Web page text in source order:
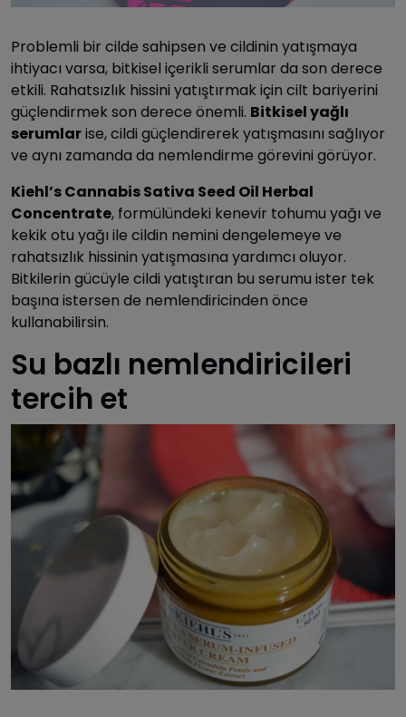
Problemli bir cilde sahipsen ve cildinin yatışmaya
ihtiyacı varsa, bitkisel içerikli serumlar da son derece
etkili. Rahatsızlık hissini yatıştırmak için cilt bariyerini
güçlendirmek son derece önemli. Bitkisel yağlı
serumlarise, cildi güçlendirerek yatışmasını sağlıyor
ve aynı zamanda da nemlendirme görevini görüyor.
Kiehl’s Cannabis Sativa Seed Oil Herbal
Concentrate, formülündeki kenevir tohumu yağı ve
kekik otu yağı ile cildin nemini dengelemeye ve
rahatsızlık hissinin yatışmasına yardımcı oluyor.
Bitkilerin gücüyle cildi yatıştıran bu serumu ister tek
başına istersen de nemlendiricinden önce
kullanabilirsin.
Su bazlı nemlendiricileri
tercih et